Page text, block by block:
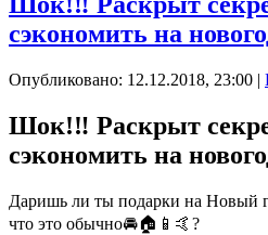
сэкономить на
Опубликовано: 12.12.2018, 23:00 |
Шок!‼️ Раскрыт
сэкономить на
Даришь ли ты подарки на Новый
что это обычно🚘🏠📱🤙?